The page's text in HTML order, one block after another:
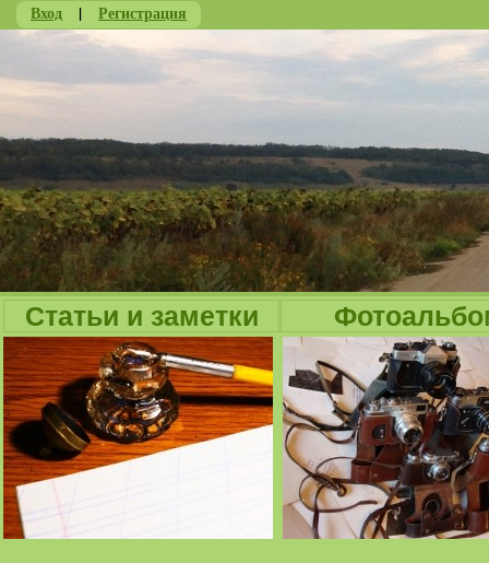
Вход | Регистрация
Статьи и заметки